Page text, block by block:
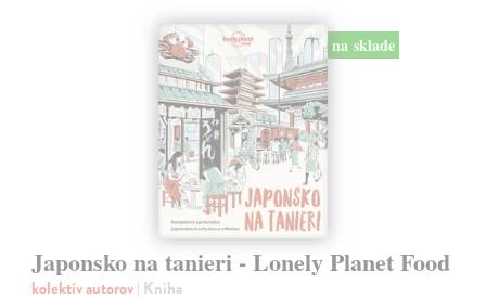
na sklade
Japonsko na tanieri - Lonely Planet Food
kolektív autorov| Kniha